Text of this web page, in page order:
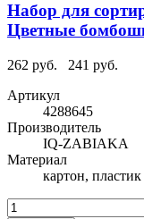
Набор для
Цветные
262 руб.
241 руб.
Артикул
4288645
Производитель
IQ-ZABIAKA
Материал
картон, пластик